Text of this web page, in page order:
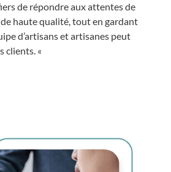
de répondre aux attentes de
haute qualité, tout en gardant
d’artisans et artisanes peut
clients. «